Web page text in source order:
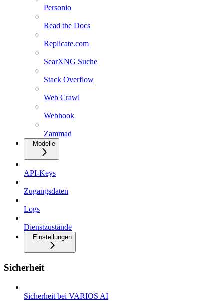
Personio
Read the Docs
Replicate.com
SearXNG Suche
Stack Overflow
Web Crawl
Webhook
Zammad
Modelle
API-Keys
Zugangsdaten
Logs
Dienstzustände
Einstellungen
Sicherheit
Sicherheit bei VARIOS AI